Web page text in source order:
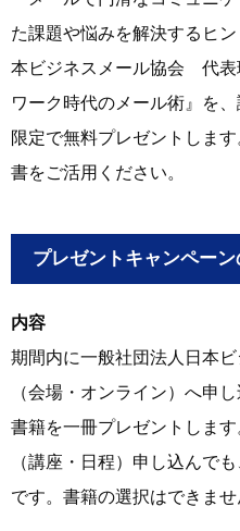
た課題や悩みを解決するヒ
本ビジネスメール協会 代
ワーク時代のメール術』を
限定で無料プレゼントしま
書をご活用ください。
プレゼントキャンペー
内容
期間内に一般社団法人日本
（会場・オンライン）へ申
書籍を一冊プレゼントしま
（講座・日程）申し込んで
です。書籍の選択はできませ